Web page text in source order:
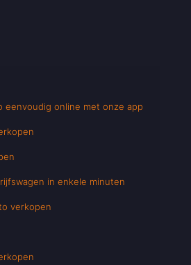
eenvoudig online met onze app
in enkele minuten
verkopen